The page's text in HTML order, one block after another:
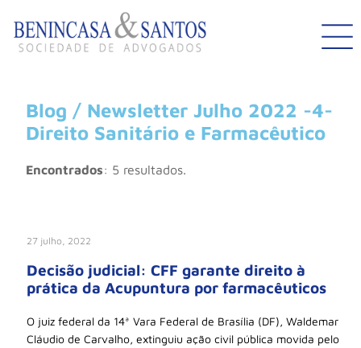
Blog / Newsletter Julho 2022 -4-
Direito Sanitário e Farmacêutico
Encontrados: 5 resultados.
27 julho, 2022
Decisão judicial: CFF garante direito à
prática da Acupuntura por farmacêuticos
O juiz federal da 14ª Vara Federal de Brasília (DF), Waldemar
Cláudio de Carvalho, extinguiu ação civil pública movida pelo